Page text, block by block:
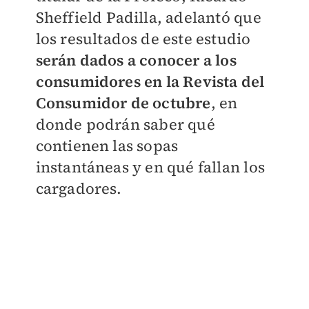
Sheffield Padilla, adelantó que
los resultados de este estudio
serán dados a conocer a los
consumidores en la Revista del
Consumidor de octubre, en
donde podrán saber qué
contienen las sopas
instantáneas y en qué fallan los
cargadores.